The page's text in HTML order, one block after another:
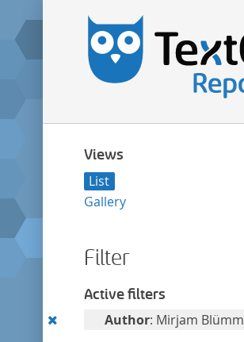
Views
List
Gallery
Filter
Active filters
RemoveAuthor: Mirjam Blümm